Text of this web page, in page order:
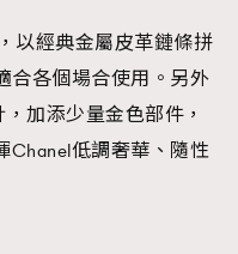
以經典金屬皮革鏈條拼
合各個場合使用。另外
加添少量金色部件，
Chanel低調奢華、隨性